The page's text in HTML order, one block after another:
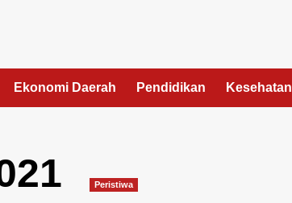
Ekonomi Daerah Pendidikan Kesehatan
Peristiwa